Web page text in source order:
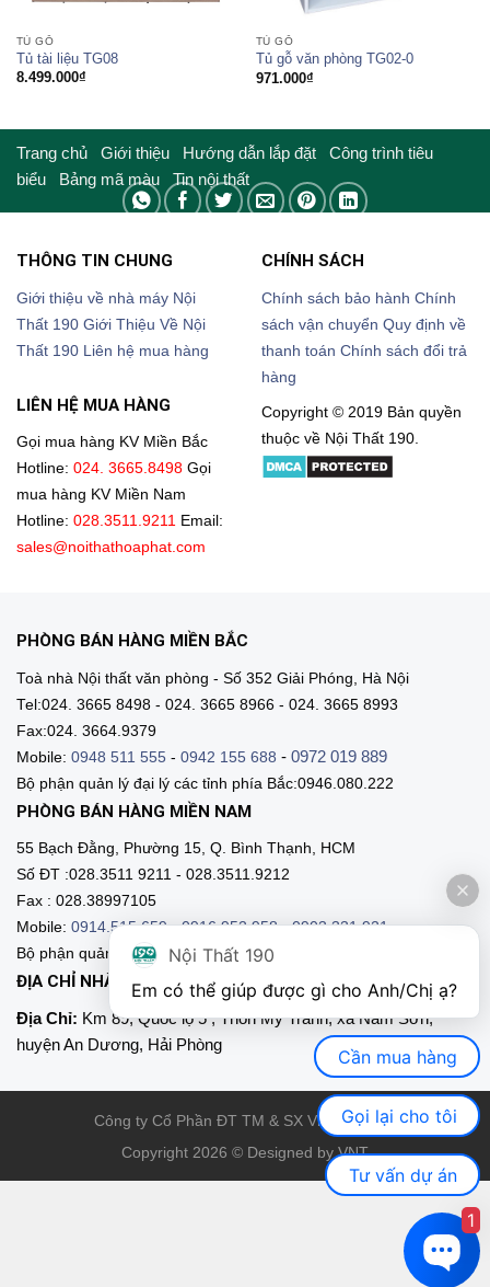
TỦ GỖ
Tủ tài liệu TG08
8.499.000₫
TỦ GỖ
Tủ gỗ văn phòng TG02-0
971.000₫
Trang chủ Giới thiệu Hướng dẫn lắp đặt Công trình tiêu
biểu
Bảng mã màu Tin nội thất
THÔNG TIN CHUNG
Giới thiệu về nhà máy Nội
Thất 190 Giới Thiệu Về Nội
Thất 190
Liên hệ mua hàng
CHÍNH SÁCH
Chính sách bảo hành Chính
sách vận chuyển Quy định về
thanh toán Chính sách đổi trả
hàng
LIÊN HỆ MUA HÀNG
Gọi mua hàng KV Miền Bắc
Hotline: 024. 3665.8498 Gọi
mua hàng KV Miền Nam
Hotline: 028.3511.9211 Email:
sales@noithathoaphat.com
Copyright © 2019 Bản quyền
thuộc về Nội Thất 190.
PHÒNG BÁN HÀNG MIỀN BẮC
Toà nhà Nội thất văn phòng - Số 352 Giải Phóng, Hà Nội
Tel:024. 3665 8498 - 024. 3665 8966 - 024. 3665 8993
Fax:024. 3664.9379
Mobile: 0948 511 555 - 0942 155 688 - 0972 019 889
Bộ phận quản lý đại lý các tỉnh phía Bắc:0946.080.222
PHÒNG BÁN HÀNG MIỀN NAM
55 Bạch Đằng, Phường 15, Q. Bình Thạnh, HCM
Số ĐT :028.3511 9211 - 028.3511.9212
Fax : 028.38997105
Mobile: 0914.515.659-0916.952.958-0903.331.921
Bộ phận quản lý đại lý các tỉnh phía Nam:0903.331.9211
ĐỊA CHỈ NHÀ MÁY SẢN XUẤT
Địa Chỉ: Km 89, Quốc lộ 5 , Thôn Mỹ Tranh, xã Nam Sơn,
huyện An Dương, Hải Phòng
Công ty Cổ Phần ĐT TM & SX Việt Nội Thất
Copyright 2026 © Designed by VNT
Nội Thất 190
Cần mua hàng
Gọi lại cho tôi
Tư vấn dự án
1